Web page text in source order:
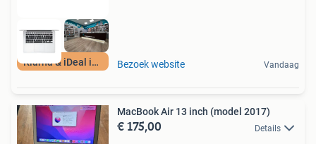
Klarna & iDeal in3 Bezoek website Vandaag
MacBook Air 13 inch (model 2017)
€ 175,00 Details